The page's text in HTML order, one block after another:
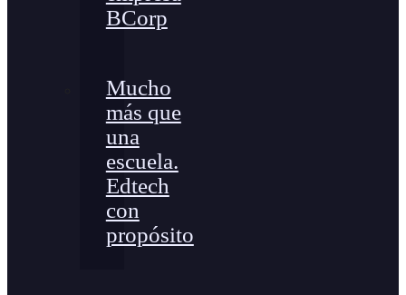
BCorp
Mucho
más que
una
escuela.
Edtech
con
propósito